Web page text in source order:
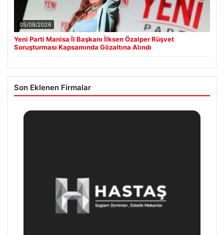
05/08/2026
Yeni Parti Manisa İl Başkanı İlksen Özalper Rüşvet
Soruşturması Kapsamında Gözaltına Alındı
Son Eklenen Firmalar